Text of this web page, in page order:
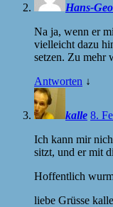
Hans-
Na ja, wenn er
vielleicht dazu
setzen. Zu mehr
Antworten ↓
kalle 8.
Ich kann mir
sitzt, und er mit
Hoffentlich
liebe Grüsse kalle